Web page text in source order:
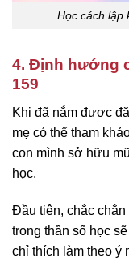
Học cách lập
4. Định hướng
159
Khi đã nắm được
mẹ có thể tham
con mình sở hữu
học.
Đầu tiên, chắc
trong thần số học
chỉ thích làm theo ý